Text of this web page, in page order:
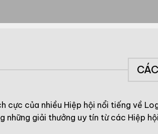
cực của nhiều Hiệp hội nổi tiếng về
những giải thưởng uy tín từ các Hiệp